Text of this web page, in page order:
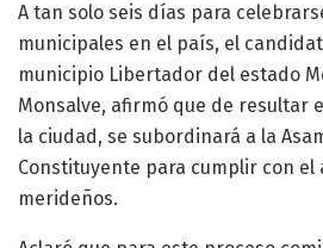
A tan solo seis días para
municipales en el país, el
municipio Libertador del estado
Monsalve, afirmó que de resultar
la ciudad, se subordinará a la
Constituyente para cumplir con el
merideños.